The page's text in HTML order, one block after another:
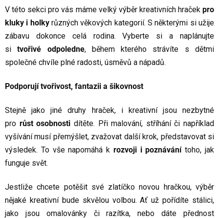
V této sekci pro vás máme velký výběr kreativních hraček pro
kluky i holkyrůzných věkových kategorií. S některými si užije
zábavu dokonce celá rodina. Vyberte si a naplánujte
sitvořivé odpoledne, během kterého strávíte s dětmi
společné chvíle plné radosti, úsměvů a nápadů.
Podporují tvořivost, fantazii a šikovnost
Stejně jako jiné druhy hraček, i kreativní jsou nezbytné
pro růst osobnosti dítěte. Při malování, stříhání či například
vyšívání musí přemýšlet, zvažovat další krok, představovat si
výsledek. To vše napomáhá k rozvoji i poznávánítoho, jak
funguje svět.
Jestliže chcete potěšit své zlatíčko novou hračkou, výběr
nějaké kreativní bude skvělou volbou. Ať už pořídíte stálici,
jako jsou omalovánky či razítka, nebo dáte přednost